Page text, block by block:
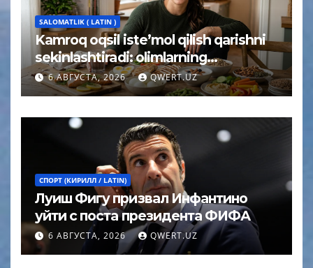
SALOMATLIK ( LATIN )
Kamroq oqsil iste’mol qilish qarishni
sekinlashtiradi: olimlarning
kutilmagan xulosasi
6 АВГУСТА, 2026 QWERT.UZ
СПОРТ (КИРИЛЛ / LATIN)
Луиш Фигу призвал Инфантино
уйти с поста президента ФИФА
6 АВГУСТА, 2026 QWERT.UZ